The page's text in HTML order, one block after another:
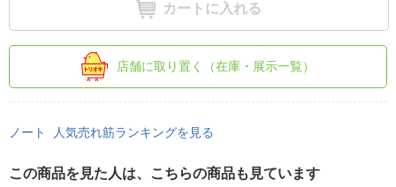
カートに入れる
店舗に取り置く（在庫・展示一覧）
ノート 人気売れ筋ランキングを見る
この商品を見た人は、こちらの商品も見ています